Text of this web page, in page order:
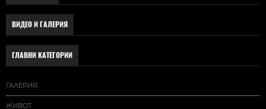
ВИДЕО И ГАЛЕРИЯ
ГЛАВНИ КАТЕГОРИИ
ГАЛЕРИЯ
ЖИВОТ